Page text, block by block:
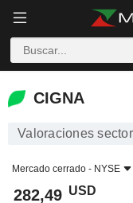
CIGNA
CIGNA
Valoraciones
Mercado cerrado - NYSE
282,49 USD